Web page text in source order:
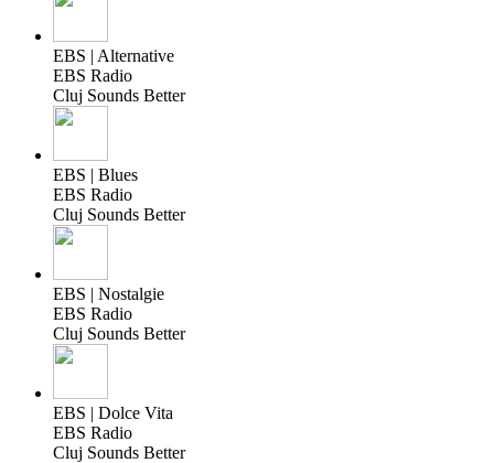
EBS | Alternative
EBS Radio
Cluj Sounds Better
EBS | Blues
EBS Radio
Cluj Sounds Better
EBS | Nostalgie
EBS Radio
Cluj Sounds Better
EBS | Dolce Vita
EBS Radio
Cluj Sounds Better